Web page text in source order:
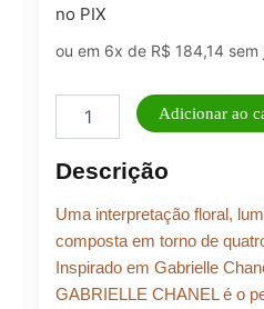
no PIX
ou em 6x de R$ 184,14 sem
Feminino
CHANEL
DE
PARFUM
100ml
quantidade
Adicionar ao
Descrição
Uma interpretação floral,
composta em torno de
Inspirado em Gabrielle
GABRIELLE CHANEL é o